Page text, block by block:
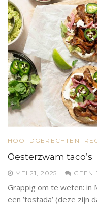
HOOFDGERECHTEN
Oesterzwam taco’s
MEI 21, 2025 GEEN
Grappig om te weten: in
een ’tostada’ (deze zijn